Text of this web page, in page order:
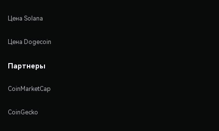
Цена Solana
Цена Dogecoin
Партнеры
CoinMarketCap
CoinGecko